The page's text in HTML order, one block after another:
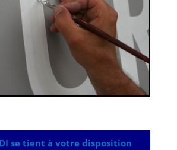
se tient à votre disposition